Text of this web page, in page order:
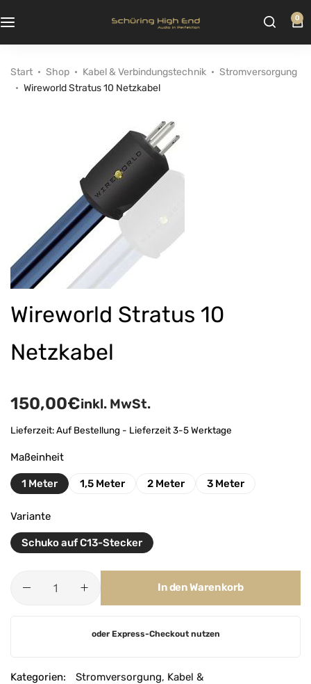
0
Start Shop Kabel & Verbindungstechnik
Stromversorgung
Wireworld Stratus 10 Netzkabel
Wireworld Stratus 10
Netzkabel
150,00€inkl. MwSt.
Lieferzeit:Auf Bestellung - Lieferzeit 3-5 Werktage
Maßeinheit
1 Meter 1,5 Meter 2 Meter 3 Meter
Variante
Schuko auf C13-Stecker
In den Warenkorb
e
oder Express-Checkout nutzen
Kategorien: Stromversorgung, Kabel &